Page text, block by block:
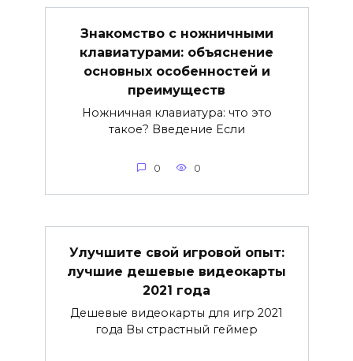
Знакомство с ножничными
клавиатурами: объяснение
основных особенностей и
преимуществ
Ножничная клавиатура: что это
такое? Введение Если
0 0
Улучшите свой игровой опыт:
лучшие дешевые видеокарты
2021 года
Дешевые видеокарты для игр 2021
года Вы страстный геймер